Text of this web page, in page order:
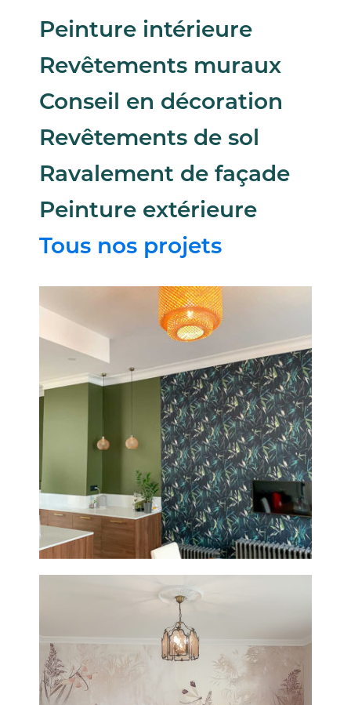
Peinture intérieure
Revêtements muraux
Conseil en décoration
Revêtements de sol
Ravalement de façade
Peinture extérieure
Tous nos projets